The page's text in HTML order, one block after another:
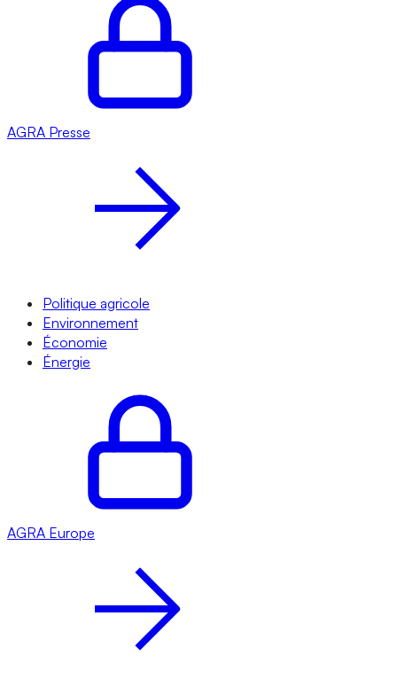
AGRA Presse
Politique agricole
Environnement
Économie
Énergie
AGRA Europe